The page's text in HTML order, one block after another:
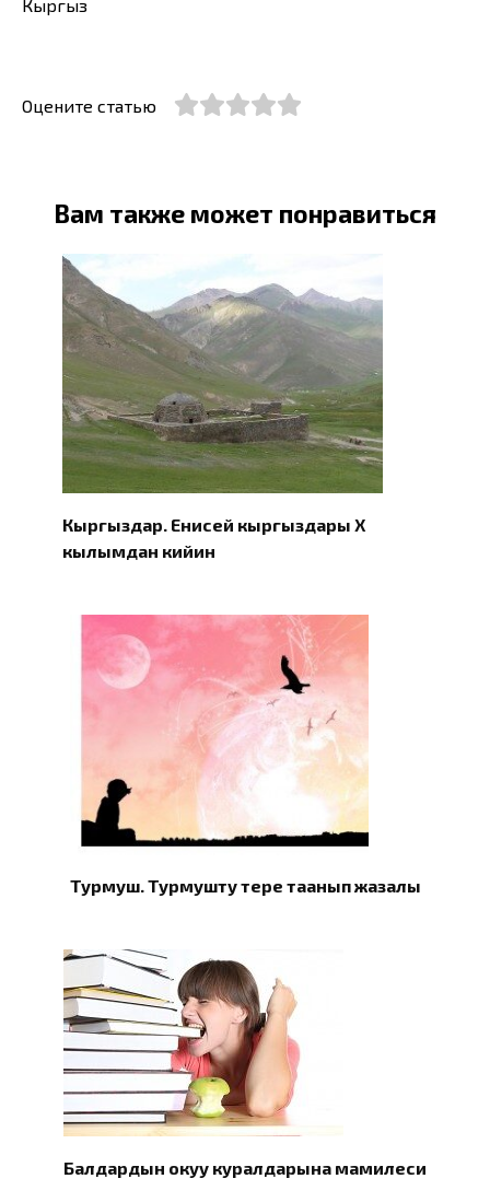
Кыргыз
Оцените статью
Вам также может понравиться
Кыргыздар. Eнисей кыргыздары X
кылымдан кийин
Турмуш. Турмушту терең таанып жазалы
Балдардын окуу куралдарына мамилеси